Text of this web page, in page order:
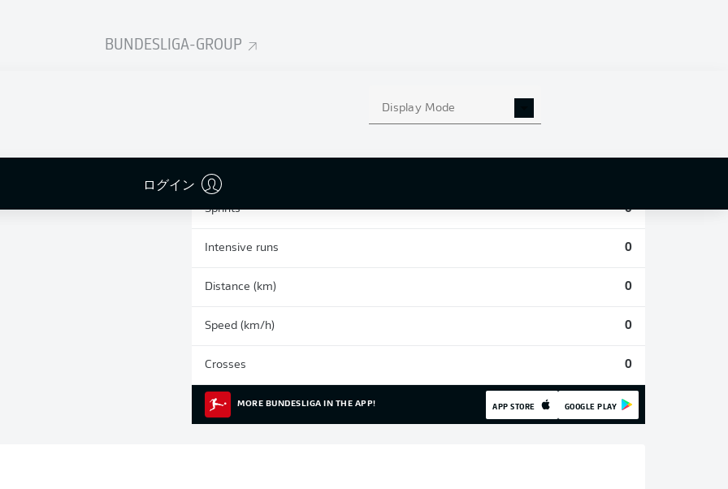
BUNDESLIGA-GROUP
Display Mode
ログイン
統計 シーズン 2025/2026
Sprints 0
Intensive runs 0
Distance (km) 0
Speed (km/h) 0
Crosses 0
MORE BUNDESLIGA IN THE APP! APP STORE GOOGLE PLAY